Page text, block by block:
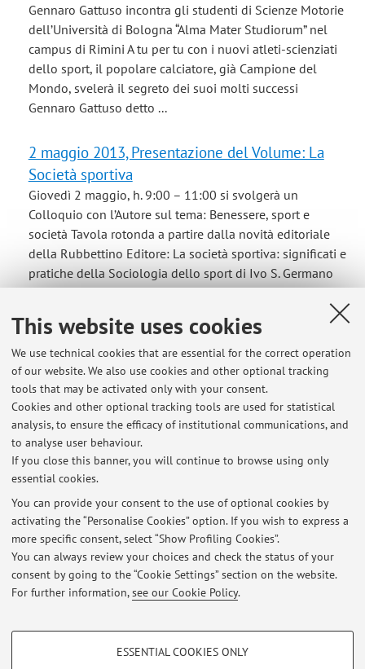
This website uses cookies
We use technical cookies that are essential for the correct operation
of our website. We also use cookies and other optional tracking
tools that may be activated only with your consent.
Cookies and other optional tracking tools are used for statistical
analysis, to ensure the efficacy of institutional communications, and
to analyse user behaviour.
If you close this banner, you will continue to browse using only
essential cookies.
You can provide your consent to the use of optional cookies by
activating the “Personalise Cookies” option. If you wish to express a
more specific consent, select “Show Profiling Cookies”.
You can always review your choices and check the status of your
consent by going to the “Cookie Settings” section on the website.
For further information,see our Cookie Policy.
PROFILING COOKIES - OPTIONAL
ESSENTIAL COOKIES ONLY
Gennaro Gattuso incontra gli studenti di Scienze Motorie
dell’Università di Bologna “Alma Mater Studiorum” nel
campus di Rimini A tu per tu con i nuovi atleti-scienziati
dello sport, il popolare calciatore, già Campione del
Mondo, svelerà il segreto dei suoi molti successi
Gennaro Gattuso detto ...
2 maggio 2013, Presentazione del Volume: La
Società sportiva
Giovedì 2 maggio, h. 9:00 – 11:00 si svolgerà un
Colloquio con l’Autore sul tema: Benessere, sport e
società Tavola rotonda a partire dalla novità editoriale
della Rubbettino Editore: La società sportiva: significati e
pratiche della Sociologia dello sport di Ivo S. Germano
(Soveria Mannelli-CZ, ...
Latest news
LEZIONE DI SOCIOLOGIA GEN. X SAMS - 5 NOVEMBRE 2024 -
ANNULLATA
Published on: November 05 2024
Sociology od Sport &Com: results pubblished
Published on: September 15 2021
Pubblicazione esiti appello Sociologia Sport e Comunicazione - CdL
MAMS . 21 settembre 2017
Published on: September 23 2017